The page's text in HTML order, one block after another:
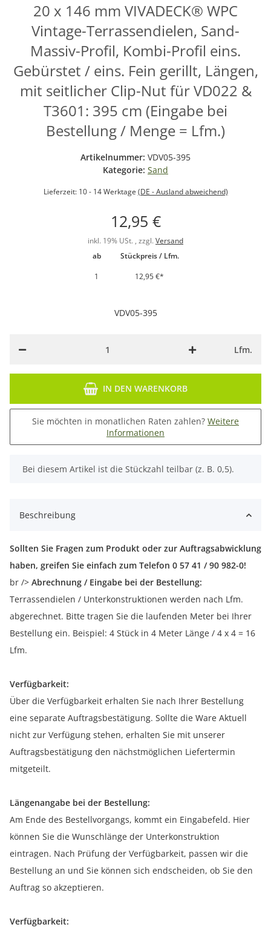
20 x 146 mm VIVADECK® WPC
Vintage-Terrassendielen, Sand-
Massiv-Profil, Kombi-Profil eins.
Gebürstet / eins. Fein gerillt, Längen,
mit seitlicher Clip-Nut für VD022 &
T3601: 395 cm (Eingabe bei
Bestellung / Menge = Lfm.)
Artikelnummer: VDV05-395
Kategorie: Sand
Lieferzeit: 10 - 14 Werktage (DE - Ausland abweichend)
12,95 €
inkl. 19% USt. , zzgl. Versand
ab
Stückpreis / Lfm.
1
12,95 €*
VDV05-395
Lfm.
IN DEN WARENKORB
Sie möchten in monatlichen Raten zahlen? Weitere
Informationen
x
Bei diesem Artikel ist die Stückzahl teilbar (z. B. 0,5).
Beschreibung
Sollten Sie Fragen zum Produkt oder zur Auftragsabwicklung
haben, greifen Sie einfach zum Telefon 0 57 41 / 90 982-0!
br /> Abrechnung / Eingabe bei der Bestellung:
Terrassendielen / Unterkonstruktionen werden nach Lfm.
abgerechnet. Bitte tragen Sie die laufenden Meter bei Ihrer
Bestellung ein. Beispiel: 4 Stück in 4 Meter Länge / 4 x 4 = 16
Lfm.
Verfügbarkeit:
Über die Verfügbarkeit erhalten Sie nach Ihrer Bestellung
eine separate Auftragsbestätigung. Sollte die Ware Aktuell
nicht zur Verfügung stehen, erhalten Sie mit unserer
Auftragsbestätigung den nächstmöglichen Liefertermin
mitgeteilt.
Längenangabe bei der Bestellung:
Am Ende des Bestellvorgangs, kommt ein Eingabefeld. Hier
können Sie die Wunschlänge der Unterkonstruktion
eintragen. Nach Prüfung der Verfügbarkeit, passen wir die
Bestellung an und Sie können sich endscheiden, ob Sie den
Auftrag so akzeptieren.
Verfügbarkeit: